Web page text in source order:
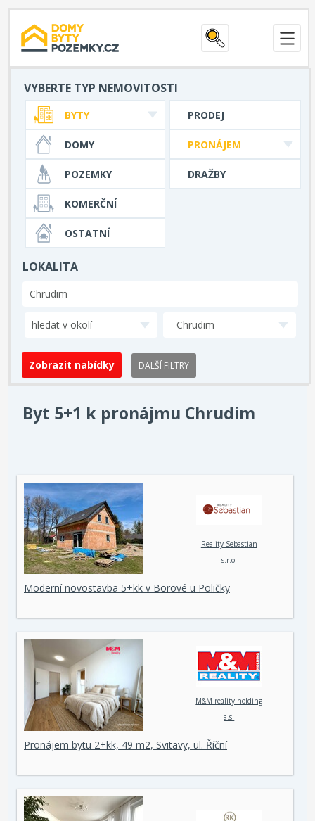
VYBERTE TYP NEMOVITOSTI
PRODEJ
PRONÁJEM
DRAŽBY
BYTY
DOMY
POZEMKY
KOMERČNÍ
OSTATNÍ
LOKALITA
hledat v okolí - Chrudim
DALŠÍ FILTRY
Byt 5+1 k pronájmu Chrudim
Reality Sebastian
s.r.o.
Moderní novostavba 5+kk v Borové u Poličky
M&M reality holding
a.s.
Pronájem bytu 2+kk, 49 m2, Svitavy, ul. Říční